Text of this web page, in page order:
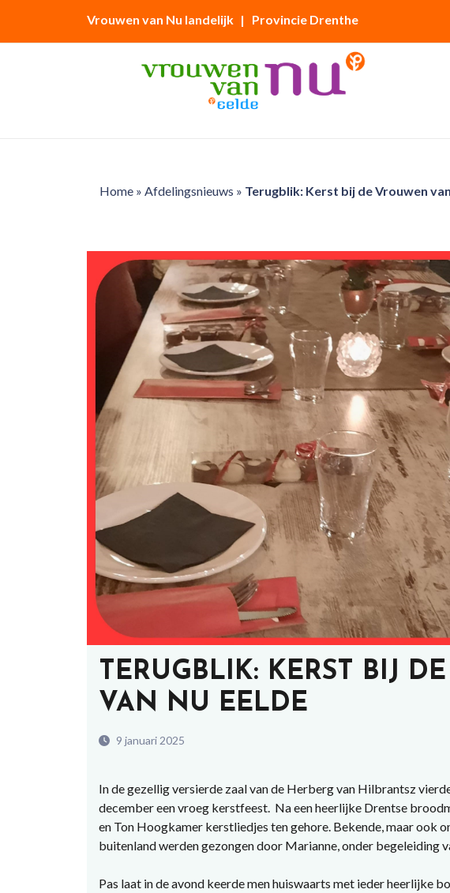
Vrouwen van Nu landelijk | Provincie Drenthe
Home» Afdelingsnieuws » Terugblik: Kerst bij de Vrouwen
TERUGBLIK: KERST BIJ
VAN NU EELDE
9 januari 2025
In de gezellig versierde zaal van de Herberg van Hilbrantsz
december een vroeg kerstfeest. Na een heerlijke Drentse
en Ton Hoogkamer kerstliedjes ten gehore. Bekende, maar ook
buitenland werden gezongen door Marianne, onder begeleiding
Pas laat in de avond keerde men huiswaarts met ieder heerlijke